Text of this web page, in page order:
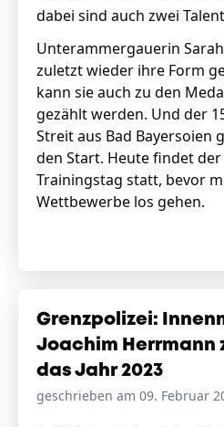
dabei sind auch zwei
Unterammergauerin
zuletzt wieder ihre Form
kann sie auch zu den
gezählt werden. Und der
Streit aus Bad Bayersoien
den Start. Heute findet
Trainingstag statt, bevor
Wettbewerbe los gehen.
Grenzpolizei:
Joachim Herrmann
das Jahr 2023
geschrieben am 09. Februar